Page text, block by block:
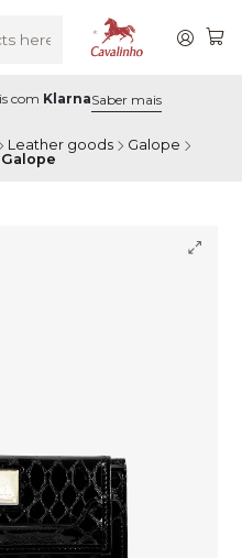
com KlarnaSaber mais
Leather goods
Galope